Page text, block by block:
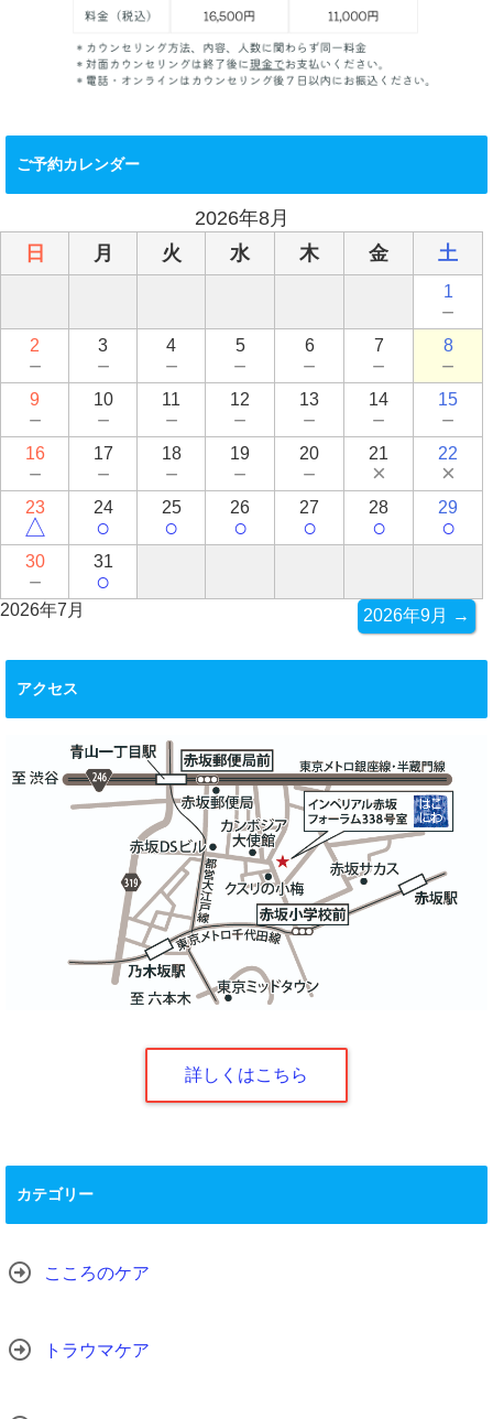
ご予約カレンダー
2026年8月
日
月 火 水 木 金 土
1
－
2
－
3
－
4
－
5
－
6
－
7
－
8
－
9
－
10
－
11
－
12
－
13
－
14
－
15
－
16
－
17
－
18
－
19
－
20
－
21
×
22
×
23
△
24
○
25
○
26
○
27
○
28
○
29
○
30
－
31
○
2026年7月 2026年9月 →
アクセス
詳しくはこちら
カテゴリー
こころのケア
トラウマケア